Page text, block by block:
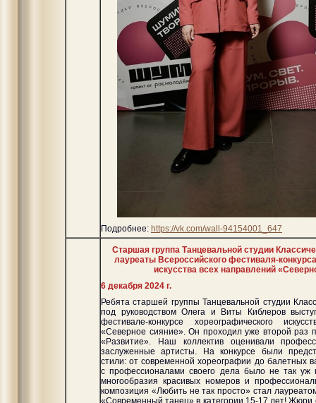
Подробнее: https://vk.com/wall-94154001_647
Старшая группа Танцевальной студии
лауреаты Всероссийского фестиваля-
искусства всех направлений
6 декабря 2024 г.
Ребята старшей группы Танцевальной студии
под руководством Олега и Виты Киблеров
фестивале-конкурсе хореографического
«Северное сияние». Он проходил уже второй
«Развитие». Наш коллектив оценивали
заслуженные артисты. На конкурсе были
стили: от современной хореографии до балетных
с профессионалами своего дела было не так уж
многообразия красивых номеров и
композиция «Любить не так просто» стал
«Современный танец» в категории 15-17 лет! Жюри